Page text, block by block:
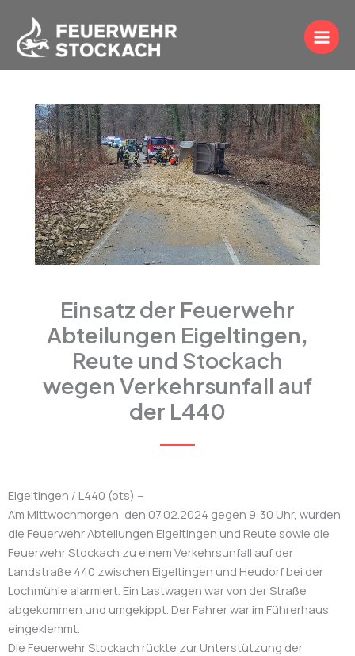
Inhalt
springen
Einsatz der Feuerwehr
Abteilungen Eigeltingen,
Reute und Stockach
wegen Verkehrsunfall auf
der L440
Eigeltingen / L440 (ots) –
Am Mittwochmorgen, den 07.02.2024 gegen 9:30 Uhr, wurden
die Feuerwehr Abteilungen Eigeltingen und Reute sowie die
Feuerwehr Stockach zu einem Verkehrsunfall auf der
Landstraße 440 zwischen Eigeltingen und Heudorf bei der
Lochmühle alarmiert. Ein Lastwagen war von der Straße
abgekommen und umgekippt. Der Fahrer war im Führerhaus
eingeklemmt.
Die Feuerwehr Stockach rückte zur Unterstützung der